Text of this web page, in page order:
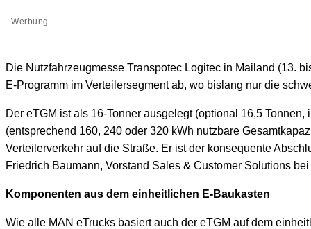
- Werbung -
Die Nutzfahrzeugmesse Transpotec Logitec in Mailand (13.
E-Programm im Verteilersegment ab, wo bislang nur die
Der eTGM ist als 16‑Tonner ausgelegt (optional 16,5
(entsprechend 160, 240 oder 320 kWh nutzbare
Verteilerverkehr auf die Straße. Er ist der konsequente
Friedrich Baumann, Vorstand Sales & Customer Solutions
Komponenten aus dem einheitlichen E-Baukasten
Wie alle MAN eTrucks basiert auch der eTGM auf dem